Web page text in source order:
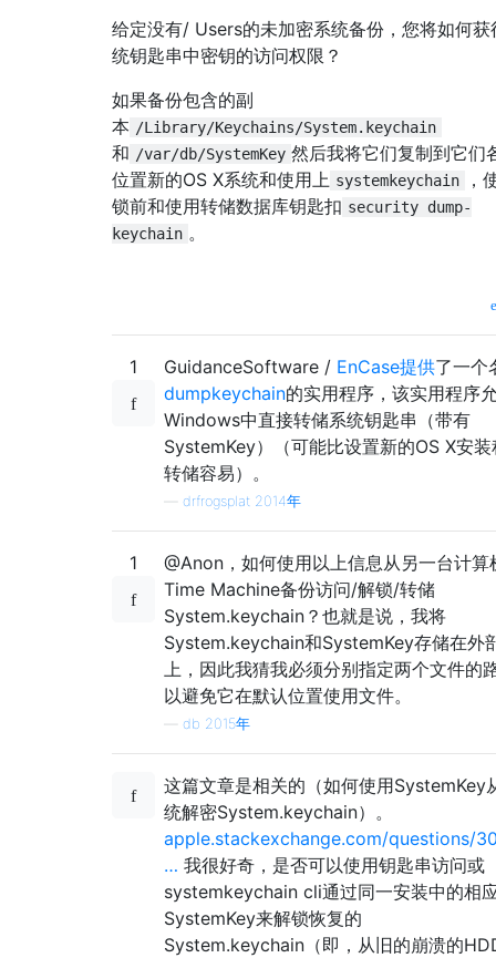
给定没有/ Users的未加密系统备份，您将如何获
统钥匙串中密钥的访问权限？
如果备份包含的副
本 /Library/Keychains/System.keychain
和 /var/db/SystemKey 然后我将它们复制到它们
位置新的OS X系统和使用上 systemkeychain
，
锁前和使用转储数据库钥匙扣 security dump-
keychain 。
1 GuidanceSoftware / EnCase提供了一个
dumpkeychain的实用程序，该实用程序
Windows中直接转储系统钥匙串（带有
SystemKey）（可能比设置新的OS X安装
转储容易）。
drfrogsplat 2014年
1
@Anon，如何使用以上信息从另一台计算
Time Machine备份访问/解锁/转储
System.keychain？也就是说，我将
System.keychain和SystemKey存储在外
上，因此我猜我必须分别指定两个文件的
以避免它在默认位置使用文件。
db 2015年
这篇文章是相关的（如何使用SystemKey
统解密System.keychain）。
apple.stackexchange.com/questions/
… 我很好奇，是否可以使用钥匙串访问或
systemkeychain cli通过同一安装中的相
SystemKey来解锁恢复的
System.keychain（即，从旧的崩溃的